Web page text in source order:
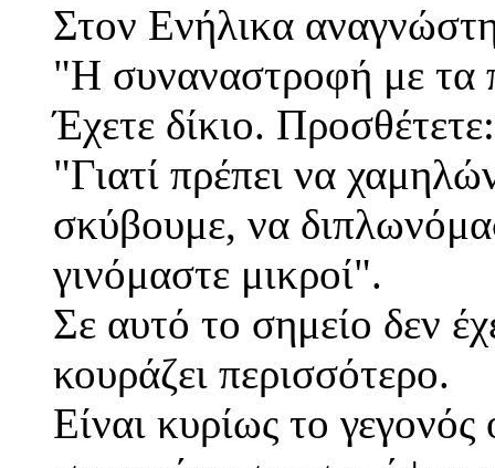
Στον Ενήλικα
"Η συναναστροφή με τα
Έχετε δίκιο. Προσθέτετε:
"Γιατί πρέπει να
σκύβουμε, να
γινόμαστε μικροί".
Σε αυτό το σημείο δεν
κουράζει περισσότερο.
Είναι κυρίως το